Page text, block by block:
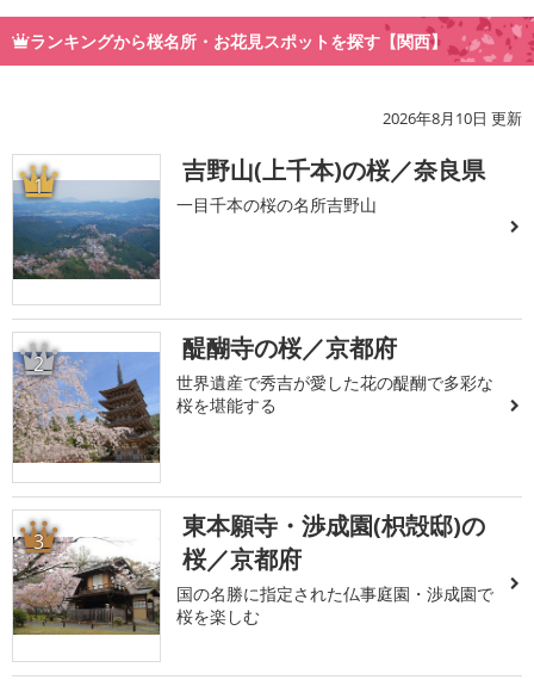
ランキングから桜名所・お花見スポットを探す【関西】
2026年8月10日 更新
1 吉野山(上千本)の桜／奈良県
一目千本の桜の名所吉野山
2 醍醐寺の桜／京都府
世界遺産で秀吉が愛した花の醍醐で多彩な
桜を堪能する
3
東本願寺・渉成園(枳殻邸)の
桜／京都府
国の名勝に指定された仏事庭園・渉成園で
桜を楽しむ